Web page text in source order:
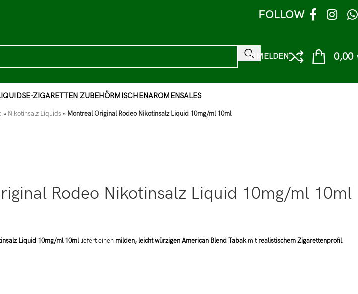
FOLLOW
ANMELDEN 0,00
E-ZIGARETTEN ZUBEHÖRMISCHENAROMENSALES
» Nikotinsalz Liquids » Montreal Original Rodeo Nikotinsalz Liquid 10mg/ml 10ml
Rodeo Nikotinsalz Liquid 10mg/ml 10ml
Liquid 10mg/ml 10mlliefert einen milden, leicht würzigen American Blend Tabakmit realistischem Zigarettenprofil.